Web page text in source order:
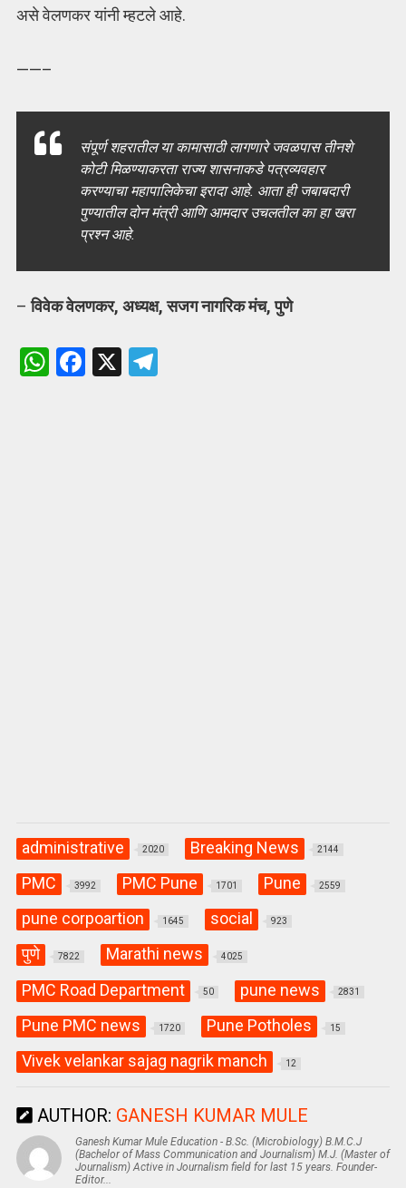
असे वेलणकर यांनी म्हटले आहे.
——–
संपूर्ण शहरातील या कामासाठी लागणारे जवळपास तीनशे
कोटी मिळण्याकरता राज्य शासनाकडे पत्रव्यवहार
करण्याचा महापालिकेचा इरादा आहे. आता ही जबाबदारी
पुण्यातील दोन मंत्री आणि आमदार उचलतील का हा खरा
प्रश्न आहे.
–विवेक वेलणकर, अध्यक्ष, सजग नागरिक मंच, पुणे
W
F
X
administrative 2020 Breaking News 2144
PMC 3992 PMC Pune 1701 Pune 2559
pune corpoartion 1645 social 923
पुणे 7822 Marathi news 4025
PMC Road Department 50 pune news 2831
Pune PMC news 1720 Pune Potholes 15
Vivek velankar sajag nagrik manch 12
AUTHOR: GANESH KUMAR MULE
Ganesh Kumar Mule Education - B.Sc. (Microbiology) B.M.C.J
(Bachelor of Mass Communication and Journalism) M.J. (Master of
Journalism) Active in Journalism field for last 15 years. Founder-
Editor...